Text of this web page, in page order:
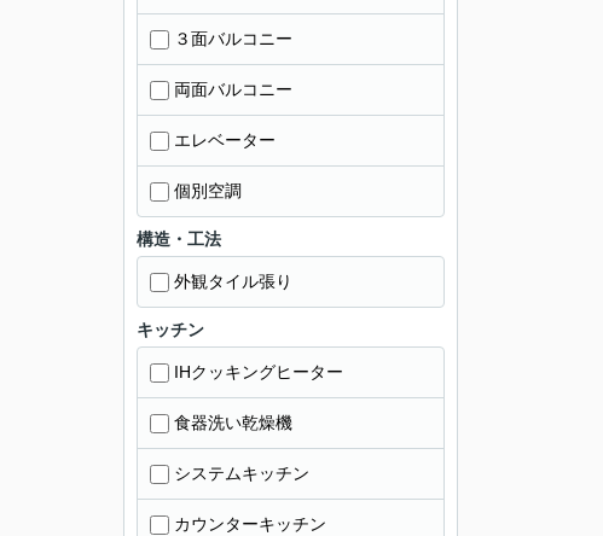
３面バルコニー
両面バルコニー
エレベーター
個別空調
構造・工法
外観タイル張り
キッチン
IHクッキングヒーター
食器洗い乾燥機
システムキッチン
カウンターキッチン